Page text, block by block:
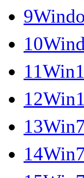
9
10
11
12
13
14